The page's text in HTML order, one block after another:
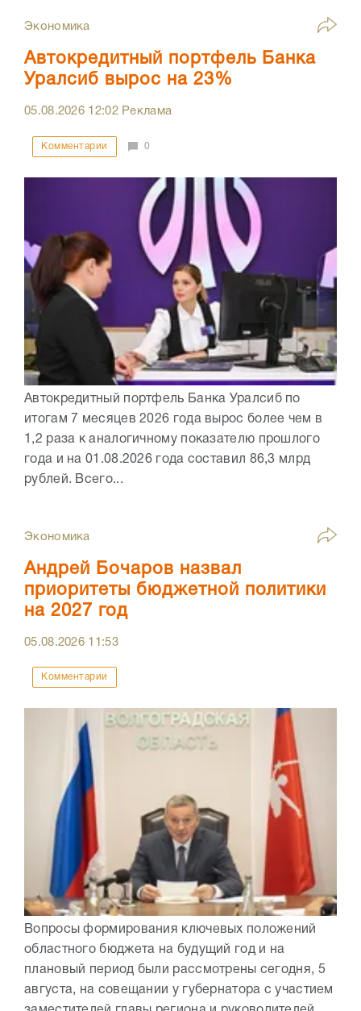
Экономика
Автокредитный портфель Банка
Уралсиб вырос на 23%
05.08.2026 12:02Реклама
Комментарии 0
Автокредитный портфель Банка Уралсиб по
итогам 7 месяцев 2026 года вырос более чем в
1,2 раза к аналогичному показателю прошлого
года и на 01.08.2026 года составил 86,3 млрд
рублей. Всего...
Экономика
Андрей Бочаров назвал
приоритеты бюджетной политики
на 2027 год
05.08.2026 11:53
Комментарии
Вопросы формирования ключевых положений
областного бюджета на будущий год и на
плановый период были рассмотрены сегодня, 5
августа, на совещании у губернатора с участием